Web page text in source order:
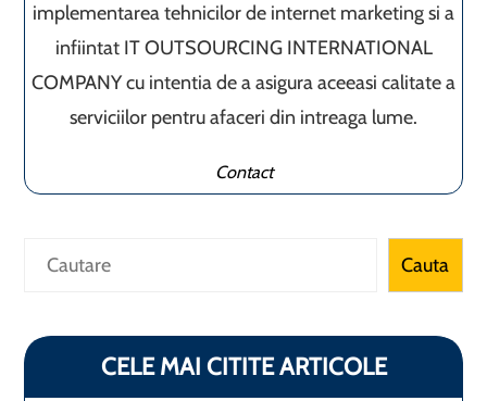
implementarea tehnicilor de internet marketing si a
infiintat IT OUTSOURCING INTERNATIONAL
COMPANY cu intentia de a asigura aceeasi calitate a
serviciilor pentru afaceri din intreaga lume.
Contact
Caută Cauta
CELE MAI CITITE ARTICOLE